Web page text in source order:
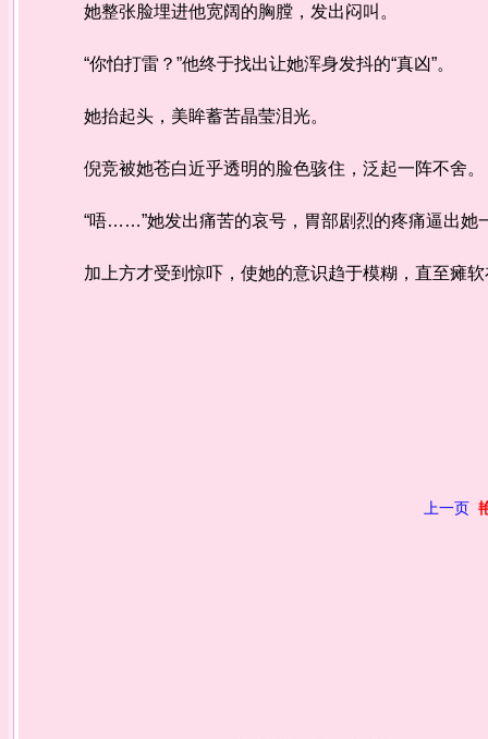
她整张脸埋进他宽阔的胸膛，发出闷叫。
“你怕打雷？”他终于找出让她浑身发抖的“真凶”。
她抬起头，美眸蓄苦晶莹泪光。
倪竞被她苍白近乎透明的脸色骇住，泛起一阵不舍。
“唔……”她发出痛苦的哀号，胃部剧烈的疼痛逼出她
加上方才受到惊吓，使她的意识趋于模糊，直至瘫软
上一页